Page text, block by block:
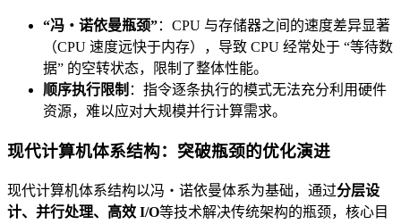
“冯・诺依曼瓶颈”：CPU 与存储器之间的速度差异显著
（CPU 速度远快于内存），导致 CPU 经常处于 “等待数
据” 的空转状态，限制了整体性能。
顺序执行限制 ：指令逐条执行的模式无法充分利用硬件
资源，难以应对大规模并行计算需求。
现代计算机体系结构：突破瓶颈的优化演进
现代计算机体系结构以冯・诺依曼体系为基础，通过分层设
计、并行处理、高效 I/O等技术解决传统架构的瓶颈，核心目